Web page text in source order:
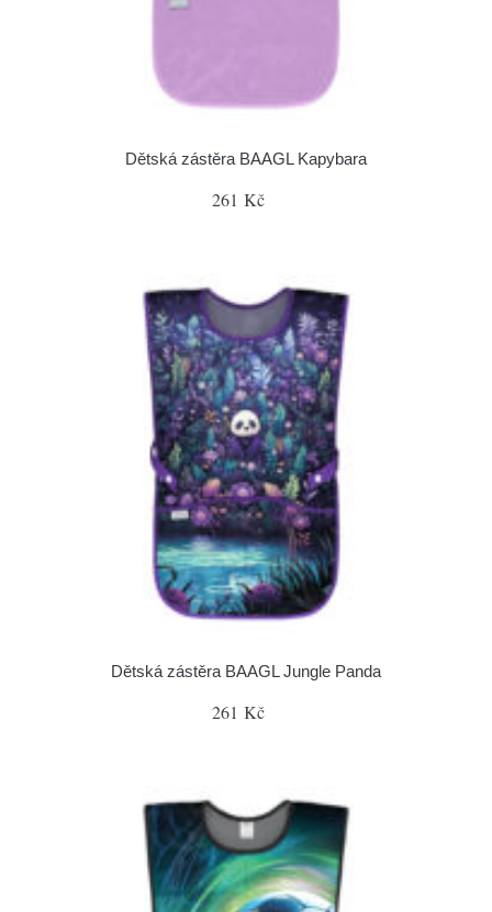
Dětská zástěra BAAGL Kapybara
261 Kč
Dětská zástěra BAAGL Jungle Panda
261 Kč